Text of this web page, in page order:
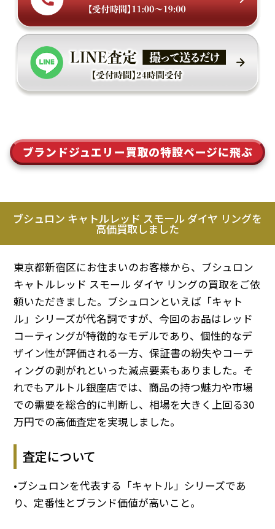
ブランドジュエリー買取の特設ページに飛ぶ
ブシュロン キャトルレッド スモール ダイヤ リングを
高価買取しました
東京都新宿区にお住まいのお客様から、ブシュロン
キャトルレッド スモール ダイヤ リングの買取をご依
頼いただきました。ブシュロンといえば「キャト
ル」シリーズが代名詞ですが、今回のお品はレッド
コーティングが特徴的なモデルであり、個性的なデ
ザイン性が評価される一方、保証書の紛失やコーテ
ィングの剥がれといった減点要素もありました。そ
れでもアルトル銀座店では、商品の持つ魅力や市場
での需要を総合的に判断し、相場を大きく上回る30
万円での高価査定を実現しました。
査定について
•ブシュロンを代表する「キャトル」シリーズであ
り、定番性とブランド価値が高いこと。